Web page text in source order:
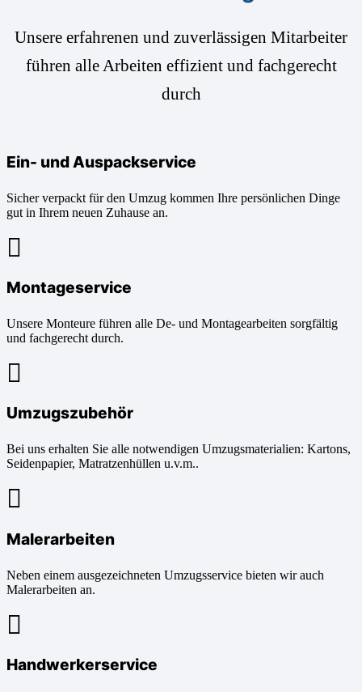
Unsere erfahrenen und zuverlässigen Mitarbeiter
führen alle Arbeiten effizient und fachgerecht
durch
Ein- und Auspackservice
Sicher verpackt für den Umzug kommen Ihre persönlichen Dinge
gut in Ihrem neuen Zuhause an.
Montageservice
Unsere Monteure führen alle De- und Montagearbeiten sorgfältig
und fachgerecht durch.
Umzugszubehör
Bei uns erhalten Sie alle notwendigen Umzugsmaterialien: Kartons,
Seidenpapier, Matratzenhüllen u.v.m..
Malerarbeiten
Neben einem ausgezeichneten Umzugsservice bieten wir auch
Malerarbeiten an.
Handwerkerservice